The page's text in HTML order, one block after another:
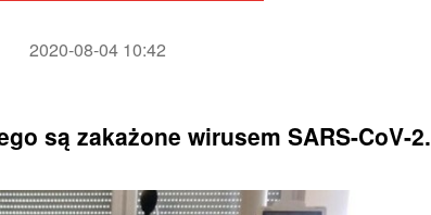
2020-08-04 10:42
są zakażone wirusem SARS-CoV-2.